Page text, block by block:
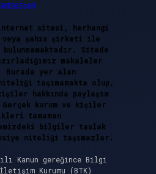
sitesi, herhangi
veya şahıs şirketi ile
Sitede
makaleler
Burada yer alan
taşımamakta olup,
hakkında paylaşım
Gerçek kurum ve kişiler
tamamen
bilgiler taslak
niteliği taşımazlar.
Kanun gereğince Bilgi
Kurumu (BTK)